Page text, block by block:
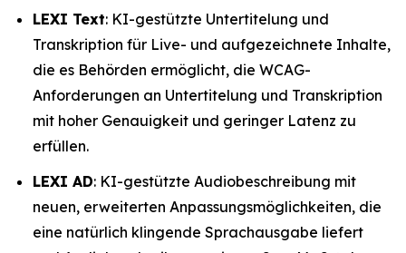
LEXI Text: KI-gestützte Untertitelung und
Transkription für Live- und aufgezeichnete Inhalte,
die es Behörden ermöglicht, die WCAG-
Anforderungen an Untertitelung und Transkription
mit hoher Genauigkeit und geringer Latenz zu
erfüllen.
LEXI AD: KI-gestützte Audiobeschreibung mit
neuen, erweiterten Anpassungsmöglichkeiten, die
eine natürlich klingende Sprachausgabe liefert